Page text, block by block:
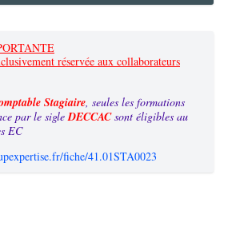
réservée aux collaborateurs
Stagiaire, seules les formations
par le sigleDECCACsont éligibles au
EC
fiche/41.01STA0023